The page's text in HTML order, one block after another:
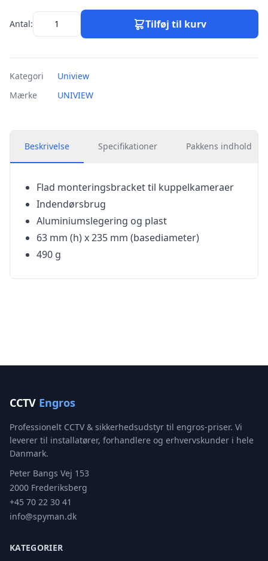
Antal: Tilføj til kurv
Kategori
Uniview
Mærke
UNIVIEW
Beskrivelse Specifikationer Pakkens indhold
Flad monteringsbracket til kuppelkameraer
Indendørsbrug
Aluminiumslegering og plast
63 mm (h) x 235 mm (basediameter)
490 g
CCTV Engros
Professionelt CCTV & sikkerhedsudstyr til engros-priser. Vi
leverer til installatører, forhandlere og erhvervskunder i hele
Danmark.
Peter Bangs Vej 153
2000 Frederiksberg
+45 70 22 30 41
info@spyman.dk
KATEGORIER